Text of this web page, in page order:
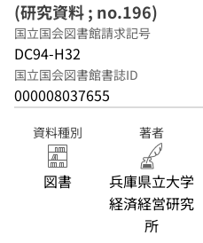
ためのプラットフ
ォーム構築 (研究
資料 ; no.196)
(研究資料 ; no.196)
国立国会図書館請求記号
DC94-H32
国立国会図書館書誌ID
000008037655
資料種別
図書
著者
兵庫県立大学
経済経営研究
所